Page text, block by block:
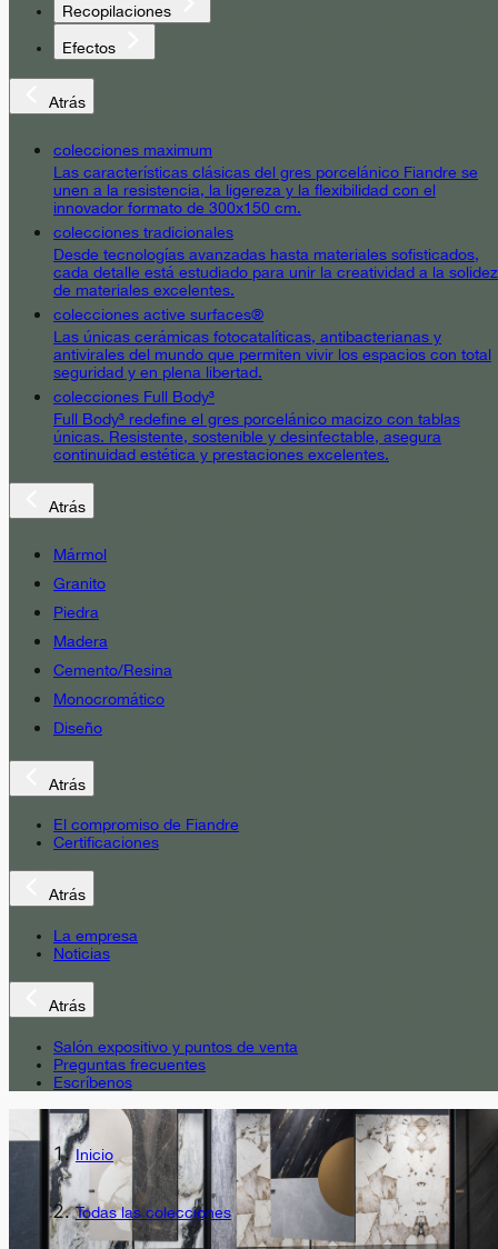
Recopilaciones
Efectos
Atrás
colecciones maximum
Las características clásicas del gres porcelánico Fiandre se
unen a la resistencia, la ligereza y la flexibilidad con el
innovador formato de 300x150 cm.
colecciones tradicionales
Desde tecnologías avanzadas hasta materiales sofisticados,
cada detalle está estudiado para unir la creatividad a la solidez
de materiales excelentes.
colecciones active surfaces®
Las únicas cerámicas fotocatalíticas, antibacterianas y
antivirales del mundo que permiten vivir los espacios con total
seguridad y en plena libertad.
colecciones Full Body³
Full Body³ redefine el gres porcelánico macizo con tablas
únicas. Resistente, sostenible y desinfectable, asegura
continuidad estética y prestaciones excelentes.
Atrás
Mármol
Granito
Piedra
Madera
Cemento/Resina
Monocromático
Diseño
Atrás
El compromiso de Fiandre
Certificaciones
Atrás
La empresa
Noticias
Atrás
Salón expositivo y puntos de venta
Preguntas frecuentes
Escríbenos
Inicio
Todas las colecciones